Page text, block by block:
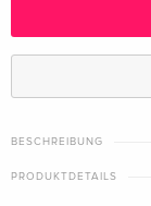
BESCHREIBUNG
PRODUKTDETAILS